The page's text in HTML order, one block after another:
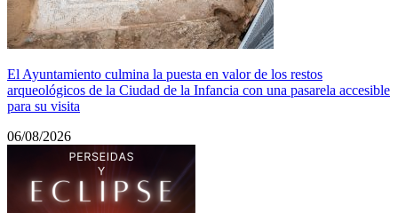
El Ayuntamiento culmina la puesta en valor de los restos
arqueológicos de la Ciudad de la Infancia con una pasarela accesible
para su visita
06/08/2026